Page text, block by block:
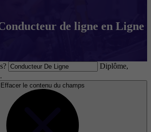
de ligne en Ligne
Diplôme,
Effacer le contenu du champs